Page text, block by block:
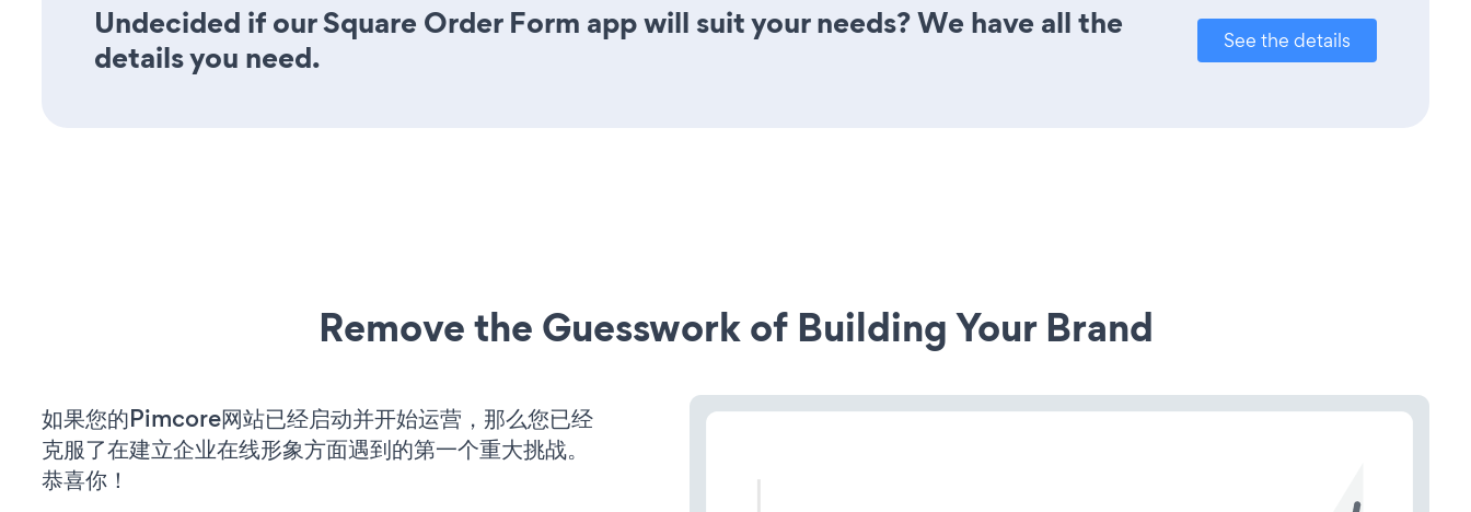
Undecided if our Square Order Form app will suit your needs? We have all the
details you need.
See the details
Remove the Guesswork of Building Your Brand
如果您的Pimcore网站已经启动并开始运营，那么您已经
克服了在建立企业在线形象方面遇到的第一个重大挑战。
恭喜你！